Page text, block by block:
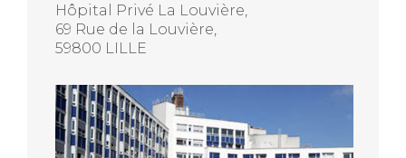
Hôpital Privé La Louvière,
69 Rue de la Louvière,
59800 LILLE